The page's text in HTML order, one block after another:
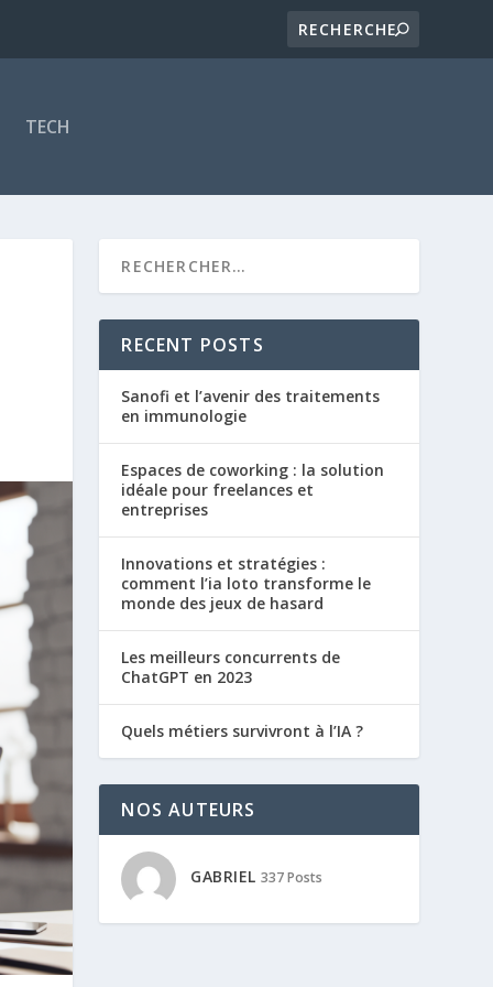
TECH
RECENT POSTS
Sanofi et l’avenir des traitements
en immunologie
Espaces de coworking : la solution
idéale pour freelances et
entreprises
Innovations et stratégies :
comment l’ia loto transforme le
monde des jeux de hasard
Les meilleurs concurrents de
ChatGPT en 2023
Quels métiers survivront à l’IA ?
NOS AUTEURS
GABRIEL 337 Posts